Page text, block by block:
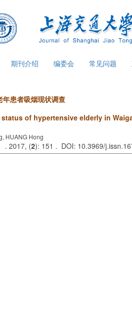
期刊介绍 编委会 常见问题
年患者吸烟现状调查
of hypertensive elderly in
HUANG Hong
. 2017, (2): 151 . DOI: 10.3969/